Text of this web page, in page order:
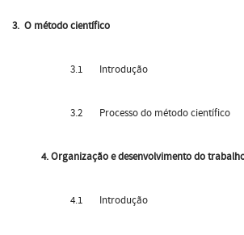
3. O método científico
3.1 Introdução
3.2 Processo do método científico
4. Organização e desenvolvimento do
4.1 Introdução